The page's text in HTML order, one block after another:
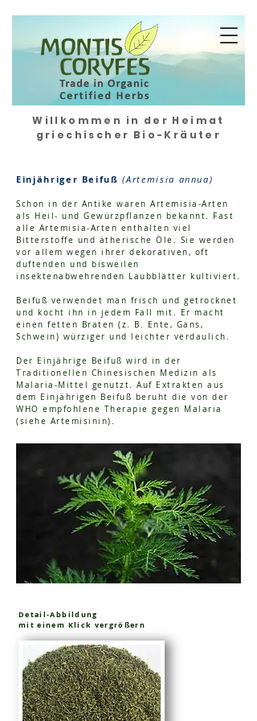
Willkommen in der Heimat
griechischer Bio-Kräuter
Einjähriger Beifuß (Artemisia annua)
Schon in der Antike waren Artemisia-Arten
als Heil- und Gewürzpflanzen bekannt. Fast
alle Artemisia-Arten enthalten viel
Bitterstoffe und ätherische Öle. Sie werden
vor allem wegen ihrer dekorativen, oft
duftenden und bisweilen
insektenabwehrenden Laubblätter kultiviert.
Beifuß verwendet man frisch und getrocknet
und kocht ihn in jedem Fall mit. Er macht
einen fetten Braten (z. B. Ente, Gans,
Schwein) würziger und leichter verdaulich.
Der Einjährige Beifuß wird in der
Traditionellen Chinesischen Medizin als
Malaria-Mittel genutzt. Auf Extrakten aus
dem Einjährigen Beifuß beruht die von der
WHO empfohlene Therapie gegen Malaria
(siehe Artemisinin).
Detail-Abbildung
mit einem Klick vergrößern